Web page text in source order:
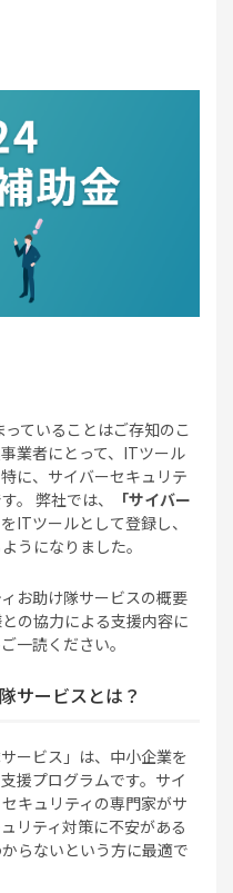
ていることはご存知のこ
業者にとって、ITツール
に、サイバーセキュリテ
。 弊社では、
「サイバー
をITツールとして登録し、
うになりました。
お助け隊サービスの概要
の協力による支援内容に
一読ください。
サービスとは？
ービス」は、中小企業を
援プログラムです。サイ
キュリティの専門家がサ
リティ対策に不安がある
らないという方に最適で